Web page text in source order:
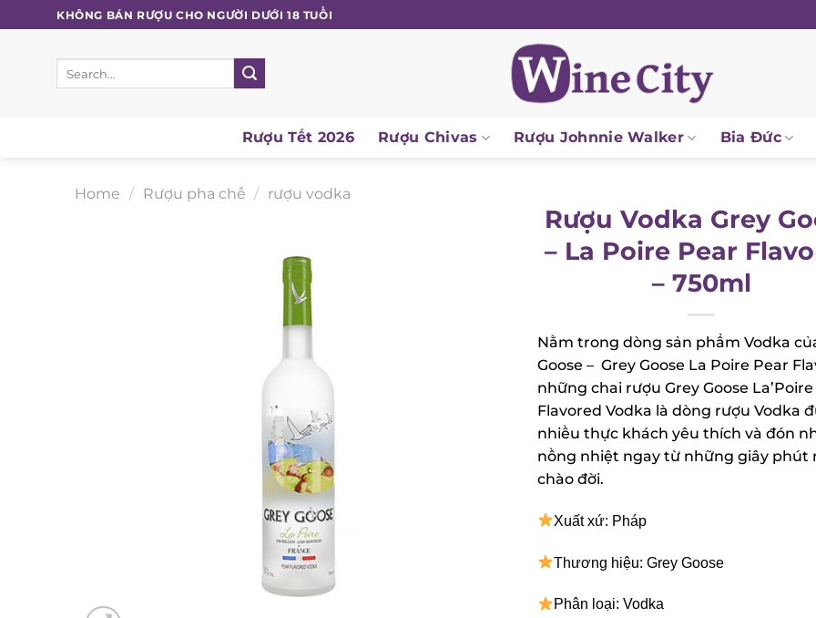
to
content
KHÔNG BÁN RƯỢU CHO NGƯỜI DƯỚI 18 TUỔI
Rượu Tết 2026 Rượu Chivas Rượu Johnnie Walker Bia Đức
Home Rượu pha chế rượu vodka
Rượu Vodka Grey
– La Poire Pear
– 750ml
Nằm trong dòng sản phẩm Vodka
Goose – Grey Goose La Poire Pear
những chai rượu Grey Goose La’Poire
Flavored Vodka là dòng rượu Vodka
nhiều thực khách yêu thích và đón
nồng nhiệt ngay từ những giây phút
chào đời.
Xuất xứ: Pháp
Thương hiệu: Grey Goose
Phân loại: Vodka